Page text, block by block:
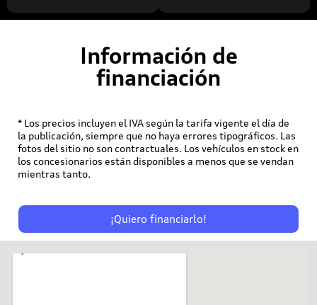
Información de
financiación
* Los precios incluyen el IVA según la tarifa vigente el día de
la publicación, siempre que no haya errores tipográficos. Las
fotos del sitio no son contractuales. Los vehículos en stock en
los concesionarios están disponibles a menos que se vendan
mientras tanto.
¡Quiero financiarlo!